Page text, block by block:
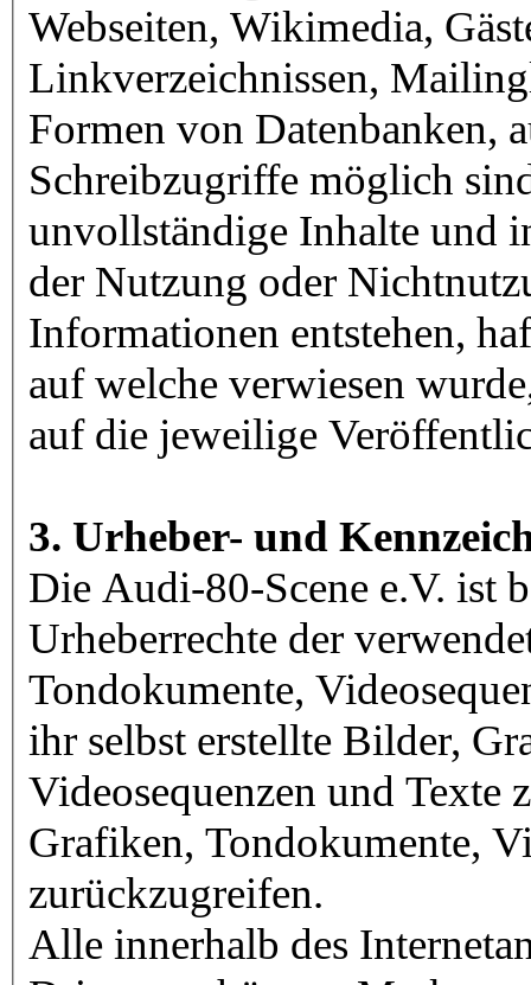
Webseiten, Wikimedia,
Linkverzeichnissen,
Formen von Datenbanken,
Schreibzugriffe möglich
unvollständige Inhalte und
der Nutzung oder
Informationen entstehen,
auf welche verwiesen
auf die jeweilige
3. Urheber- und
Die Audi-80-Scene e.V. ist
Urheberrechte der
Tondokumente,
ihr selbst erstellte Bilder,
Videosequenzen und Texte
Grafiken, Tondokumente,
zurückzugreifen.
Alle innerhalb des